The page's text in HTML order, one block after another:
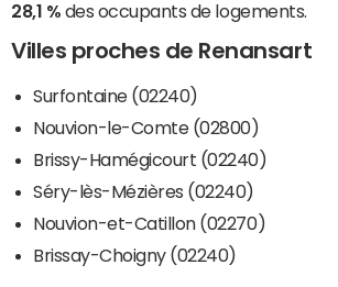
28,1 % des occupants de logements.
Villes proches de Renansart
Surfontaine (02240)
Nouvion-le-Comte (02800)
Brissy-Hamégicourt (02240)
Séry-lès-Mézières (02240)
Nouvion-et-Catillon (02270)
Brissay-Choigny (02240)